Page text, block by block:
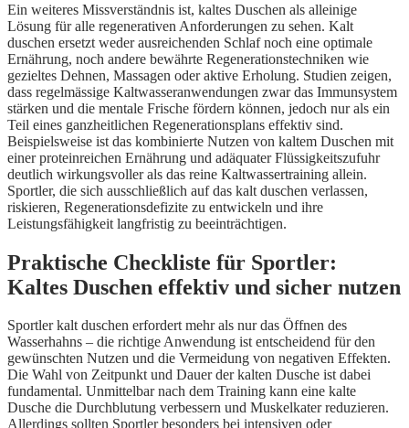
Ein weiteres Missverständnis ist, kaltes Duschen als alleinige
Lösung für alle regenerativen Anforderungen zu sehen. Kalt
duschen ersetzt weder ausreichenden Schlaf noch eine optimale
Ernährung, noch andere bewährte Regenerationstechniken wie
gezieltes Dehnen, Massagen oder aktive Erholung. Studien zeigen,
dass regelmässige Kaltwasseranwendungen zwar das Immunsystem
stärken und die mentale Frische fördern können, jedoch nur als ein
Teil eines ganzheitlichen Regenerationsplans effektiv sind.
Beispielsweise ist das kombinierte Nutzen von kaltem Duschen mit
einer proteinreichen Ernährung und adäquater Flüssigkeitszufuhr
deutlich wirkungsvoller als das reine Kaltwassertraining allein.
Sportler, die sich ausschließlich auf das kalt duschen verlassen,
riskieren, Regenerationsdefizite zu entwickeln und ihre
Leistungsfähigkeit langfristig zu beeinträchtigen.
Praktische Checkliste für Sportler:
Kaltes Duschen effektiv und sicher nutzen
Sportler kalt duschen erfordert mehr als nur das Öffnen des
Wasserhahns – die richtige Anwendung ist entscheidend für den
gewünschten Nutzen und die Vermeidung von negativen Effekten.
Die Wahl von Zeitpunkt und Dauer der kalten Dusche ist dabei
fundamental. Unmittelbar nach dem Training kann eine kalte
Dusche die Durchblutung verbessern und Muskelkater reduzieren.
Allerdings sollten Sportler besonders bei intensiven oder